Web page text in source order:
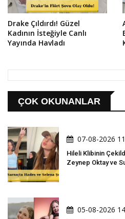
Drake Çıldırdı! Güzel
Kadının İsteğiyle Canlı
Yayında Havladı
ÇOK OKUNANLAR
07-08-2026
Hileli Klibinin
Zeynep Oktay ve
05-08-2026